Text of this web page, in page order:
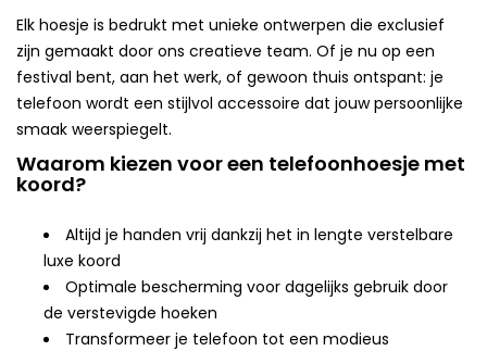
Elk hoesje is bedrukt met unieke ontwerpen die exclusief
zijn gemaakt door ons creatieve team. Of je nu op een
festival bent, aan het werk, of gewoon thuis ontspant: je
telefoon wordt een stijlvol accessoire dat jouw persoonlijke
smaak weerspiegelt.
Waarom kiezen voor een telefoonhoesje met
koord?
Altijd je handen vrij dankzij het in lengte verstelbare
luxe koord
Optimale bescherming voor dagelijks gebruik door
de verstevigde hoeken
Transformeer je telefoon tot een modieus